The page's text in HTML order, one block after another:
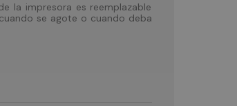
la impresora es reemplazable
se agote o cuando deba